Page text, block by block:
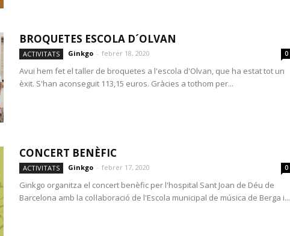
BROQUETES ESCOLA D´OLVAN
ACTIVITATS Ginkgo - febrer 18, 2020 0
Avui hem fet el taller de broquetes a l'escola d'Olvan, que ha estat tot un
èxit. S'han aconseguit 113,15 euros. Gràcies a tothom per...
CONCERT BENÈFIC
ACTIVITATS Ginkgo - febrer 17, 2020 0
Ginkgo organitza el concert benèfic per l'hospital Sant Joan de Déu de
Barcelona amb la col·laboració de l'Escola municipal de música de Berga i...